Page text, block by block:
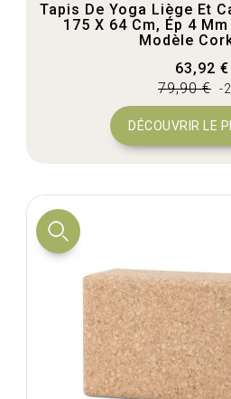
Tapis De Yoga Liège Et
175 X 64 Cm, Ép 4
Modèle
63,92 €
79,90 € -
DÉCOUVRIR LE